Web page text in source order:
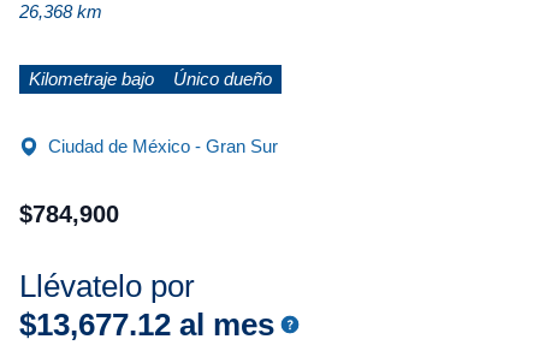
26,368 km
Kilometraje bajo Único dueño
Ciudad de México - Gran Sur
$784,900
Llévatelo por
$13,677.12 al mes